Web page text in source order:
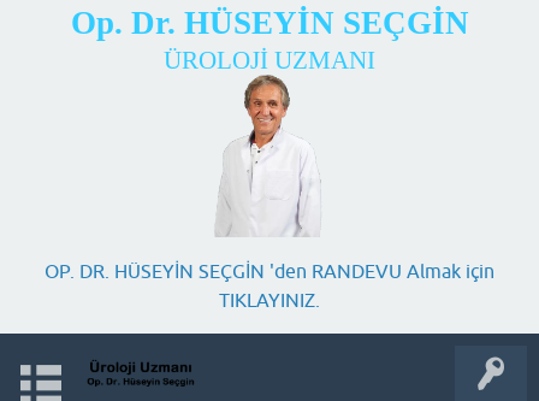
Op. Dr. HÜSEYİN SEÇGİN
ÜROLOJİ UZMANI
OP. DR. HÜSEYİN SEÇGİN 'den RANDEVU Almak için
TIKLAYINIZ.